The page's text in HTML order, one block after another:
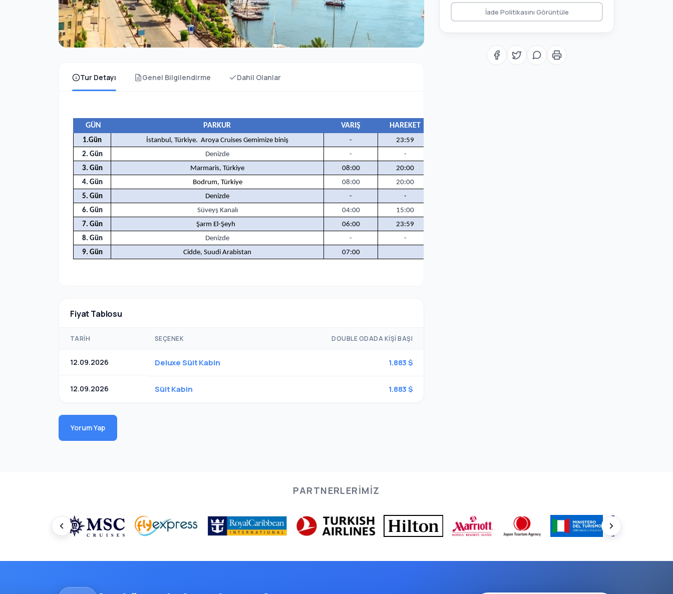
Tur Detayı Genel Bilgilendirme Dahil Olanlar
GÜN PARKUR VARI Ş HAREKET
1.Gün İstanbul, Türkiye. Aroya Cruises Gemimize biniş -
23:59
2. Gün
Denizde -
-
3. Gün
Marmaris, Türkiye 08:00
20:00
4. Gün
Bodrum, Türkiye 08:00
20:00
5. Gün
Denizde -
-
6. Gün
Süveyş Kanalı 04:00
15:00
7. Gün
Şarm El-Şeyh 06:00
23:59
8. Gün
Denizde -
-
9. Gün
Cidde, Suudi Arabistan 07:00
Fiyat Tablosu
TARIH SEÇENEK DOUBLE ODADA KIŞI BAŞI
12.09.2026 Deluxe Süit Kabin 1.883 $
12.09.2026 Süit Kabin 1.883 $
Yorum Yap
İade Politikasını Görüntüle
PARTNERLERIMIZ